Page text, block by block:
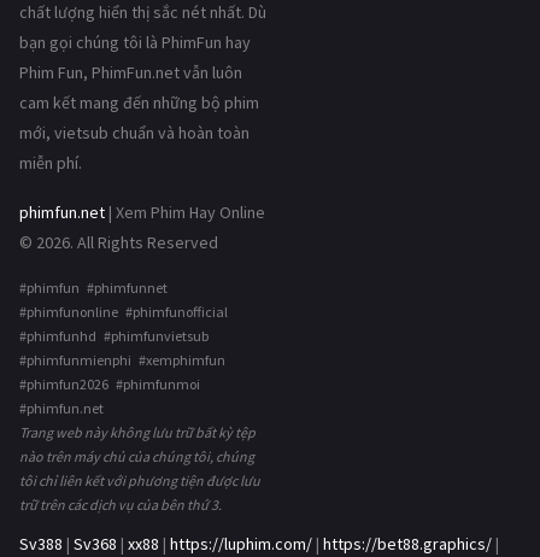
chất lượng hiển thị sắc nét nhất. Dù
bạn gọi chúng tôi là PhimFun hay
Phim Fun, PhimFun.net vẫn luôn
cam kết mang đến những bộ phim
mới, vietsub chuẩn và hoàn toàn
miễn phí.
phimfun.net | Xem Phim Hay Online
© 2026. All Rights Reserved
#phimfun #phimfunnet
#phimfunonline #phimfunofficial
#phimfunhd #phimfunvietsub
#phimfunmienphi #xemphimfun
#phimfun2026 #phimfunmoi
#phimfun.net
Trang web này không lưu trữ bất kỳ tệp
nào trên máy chủ của chúng tôi, chúng
tôi chỉ liên kết với phương tiện được lưu
trữ trên các dịch vụ của bên thứ 3.
Sv388 | Sv368 | xx88 | https://luphim.com/ | https://bet88.graphics/ |